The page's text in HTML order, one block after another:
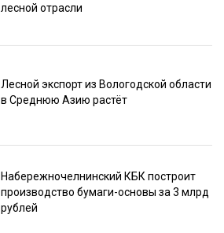
лесной отрасли
Лесной экспорт из Вологодской области
в Среднюю Азию растёт
Набережночелнинский КБК построит
производство бумаги-основы за 3 млрд
рублей